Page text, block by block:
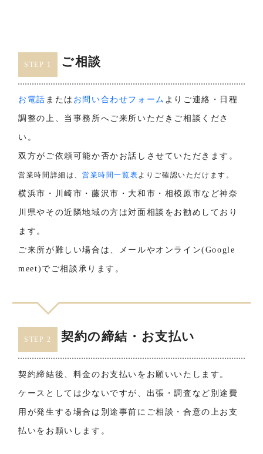
STEP 1 ご相談
お電話 または お問い合わせフォーム よりご連絡・日程
調整の上、当事務所へご来所いただきご相談くださ
い。
双方がご依頼可能か否かお話しさせていただきます。
営業時間詳細は、営業時間一覧表よりご確認いただけます。
横浜市・川崎市・藤沢市・大和市・相模原市など神奈
川県やその近隣地域の方は対面相談をお勧めしており
ます。
ご来所が難しい場合は、メールやオンライン(Google
meet)でご相談承ります。
STEP 2 契約の締結・お支払い
契約締結後、料金のお支払いをお願いいたします。
ケースとしては少ないですが、出張・調査など別途費
用が発生する場合は別途事前にご相談・合意の上お支
払いをお願いします。